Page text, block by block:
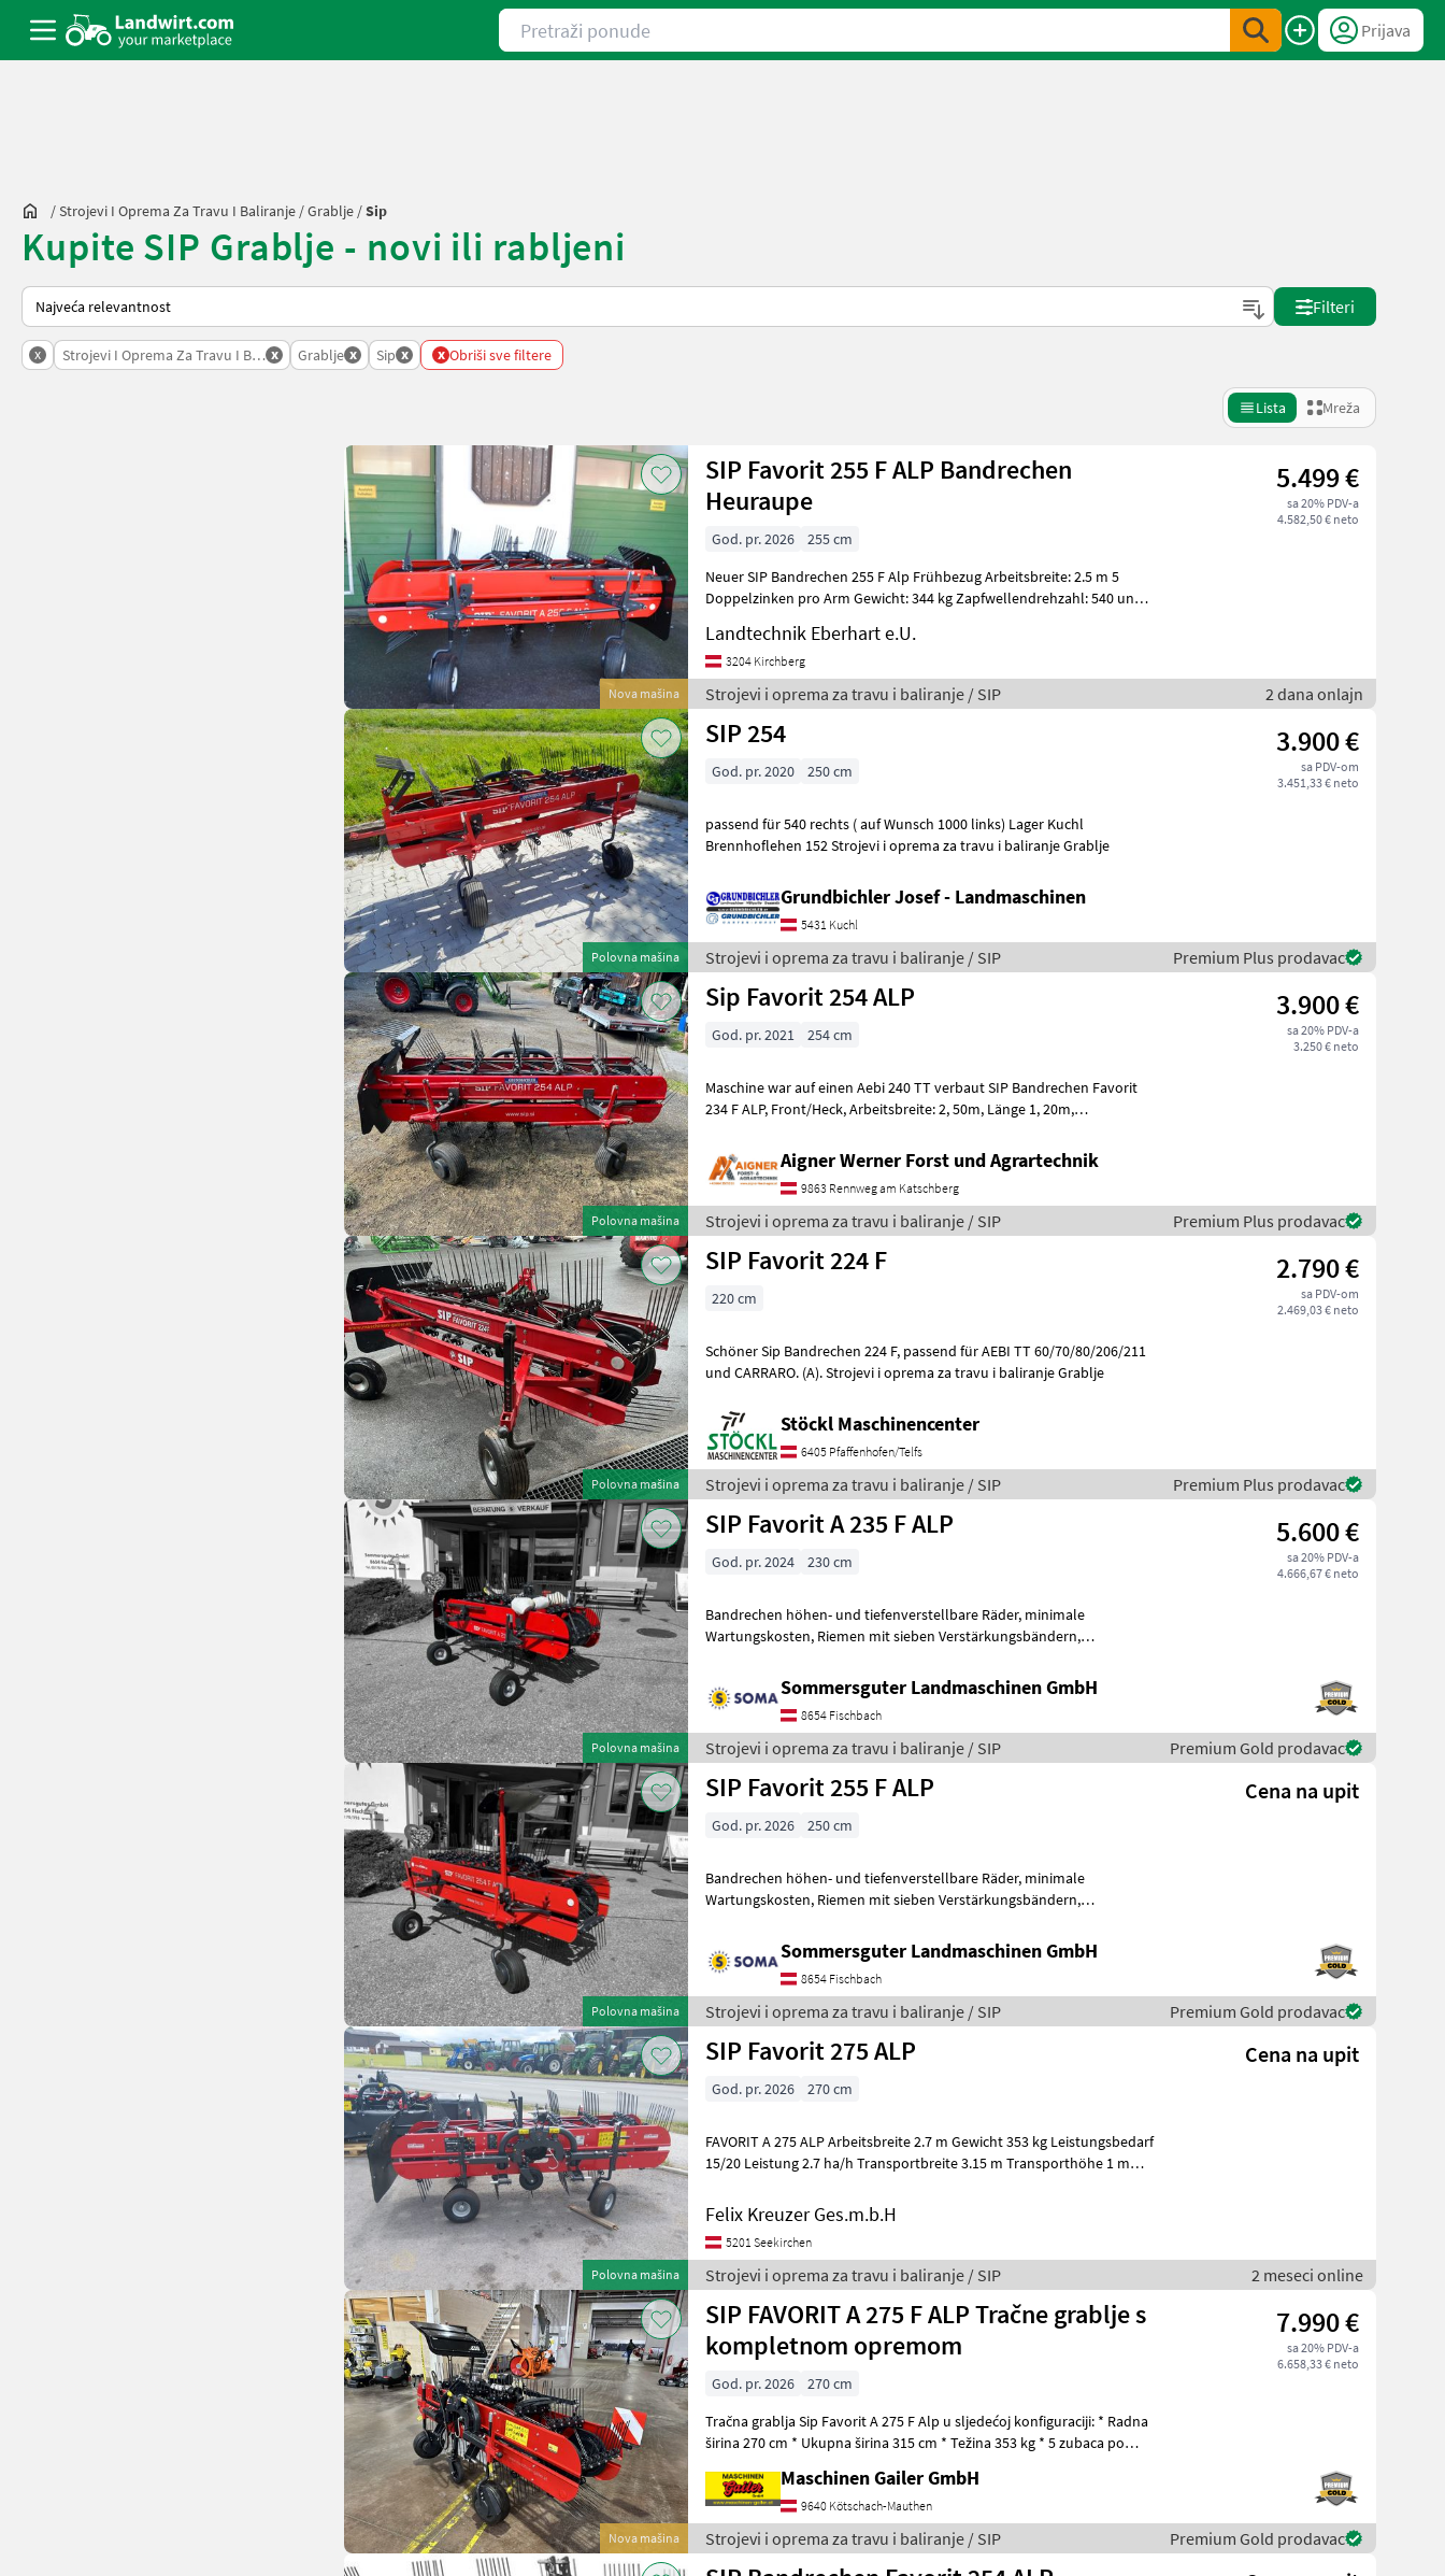
Pretraži ponude
Prijava
/Strojevi I Oprema Za Travu I Baliranje /Grablje /Sip
Kupite SIP Grablje - novi ili rabljeni
Način na koji sortira Landwirt.com
Filteri
x Strojevi I Oprema Za Travu I Baliranje
x Grablje x Sip x x Obriši sve filtere
Lista Mreža
Nova mašina
SIP Favorit 255 F ALP Bandrechen
Heuraupe
5.499 €
sa 20% PDV-a
4.582,50 € neto
God. pr. 2026
255 cm
Neuer SIP Bandrechen 255 F Alp Frühbezug Arbeitsbreite: 2.5 m 5
Doppelzinken pro Arm Gewicht: 344 kg Zapfwellendrehzahl: 540 und
Landtechnik Eberhart e.U.
3204 Kirchberg
Strojevi i oprema za travu i baliranje / SIP 2 dana onlajn
Polovna mašina
SIP 254 3.900 €
sa PDV-om
3.451,33 € neto
God. pr. 2020 250 cm
passend für 540 rechts ( auf Wunsch 1000 links) Lager Kuchl
Brennhoflehen 152 Strojevi i oprema za travu i baliranje Grablje
Grundbichler Josef - Landmaschinen
5431 Kuchl
Strojevi i oprema za travu i baliranje / SIP Premium Plus prodavac
Polovna mašina
Sip Favorit 254 ALP 3.900 €
sa 20% PDV-a
3.250 € neto
God. pr. 2021 254 cm
Maschine war auf einen Aebi 240 TT verbaut SIP Bandrechen Favorit
234 F ALP, Front/Heck, Arbeitsbreite: 2, 50m, Länge 1, 20m,
Aigner Werner Forst und Agrartechnik
9863 Rennweg am Katschberg
Strojevi i oprema za travu i baliranje / SIP Premium Plus prodavac
Polovna mašina
SIP Favorit 224 F 2.790 €
sa PDV-om
2.469,03 € neto
220 cm
Schöner Sip Bandrechen 224 F, passend für AEBI TT 60/70/80/206/211
und CARRARO. (A). Strojevi i oprema za travu i baliranje Grablje
Stöckl Maschinencenter
6405 Pfaffenhofen/Telfs
Strojevi i oprema za travu i baliranje / SIP Premium Plus prodavac
Polovna mašina
SIP Favorit A 235 F ALP 5.600 €
sa 20% PDV-a
4.666,67 € neto
God. pr. 2024 230 cm
Bandrechen höhen- und tiefenverstellbare Räder, minimale
Wartungskosten, Riemen mit sieben Verstärkungsbändern,
Sommersguter Landmaschinen GmbH
8654 Fischbach
Strojevi i oprema za travu i baliranje / SIP Premium Gold prodavac
Polovna mašina
SIP Favorit 255 F ALP Cena na upit
God. pr. 2026 250 cm
Bandrechen höhen- und tiefenverstellbare Räder, minimale
Wartungskosten, Riemen mit sieben Verstärkungsbändern,
Sommersguter Landmaschinen GmbH
8654 Fischbach
Strojevi i oprema za travu i baliranje / SIP Premium Gold prodavac
Polovna mašina
SIP Favorit 275 ALP Cena na upit
God. pr. 2026 270 cm
FAVORIT A 275 ALP Arbeitsbreite 2.7 m Gewicht 353 kg Leistungsbedarf
15/20 Leistung 2.7 ha/h Transportbreite 3.15 m Transporthöhe 1 m
Felix Kreuzer Ges.m.b.H
5201 Seekirchen
Strojevi i oprema za travu i baliranje / SIP 2 meseci online
Nova mašina
SIP FAVORIT A 275 F ALP Tračne grablje s
kompletnom opremom
7.990 €
sa 20% PDV-a
6.658,33 € neto
God. pr. 2026
270 cm
Tračna grablja Sip Favorit A 275 F Alp u sljedećoj konfiguraciji: * Radna
širina 270 cm * Ukupna širina 315 cm * Težina 353 kg * 5 zubaca po
Maschinen Gailer GmbH
9640 Kötschach-Mauthen
Strojevi i oprema za travu i baliranje / SIP Premium Gold prodavac